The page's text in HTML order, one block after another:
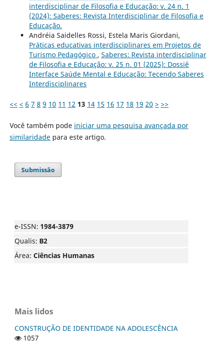
interdisciplinar de Filosofia e Educação: v. 24 n. 1
(2024): Saberes: Revista Interdisciplinar de Filosofia e
Educação.
Andréia Saidelles Rossi, Estela Maris Giordani,
Práticas educativas interdisciplinares em Projetos de
Turismo Pedagógico , Saberes: Revista interdisciplinar
de Filosofia e Educação: v. 25 n. 01 (2025): Dossiê
Interface Saúde Mental e Educação: Tecendo Saberes
Interdisciplinares
<< < 6 7 8 9 10 11 12 13 14 15 16 17 18 19 20 > >>
Você também pode iniciar uma pesquisa avançada por
similaridadepara este artigo.
Submissão
e-ISSN: 1984-3879
Qualis: B2
Área: Ciências Humanas
Mais lidos
CONSTRUÇÃO DE IDENTIDADE NA ADOLESCÊNCIA
1057